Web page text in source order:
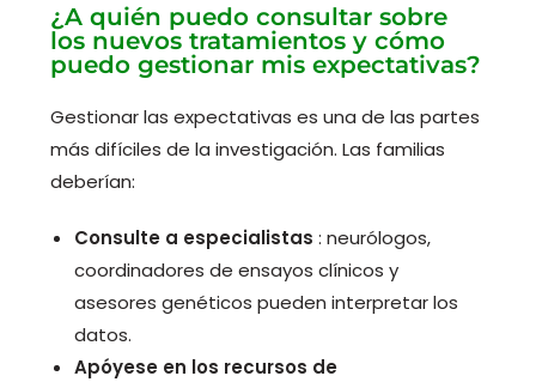
¿A quién puedo consultar sobre
los nuevos tratamientos y cómo
puedo gestionar mis expectativas?
Gestionar las expectativas es una de las partes
más difíciles de la investigación. Las familias
deberían:
Consulte a especialistas : neurólogos,
coordinadores de ensayos clínicos y
asesores genéticos pueden interpretar los
datos.
Apóyese en los recursos de